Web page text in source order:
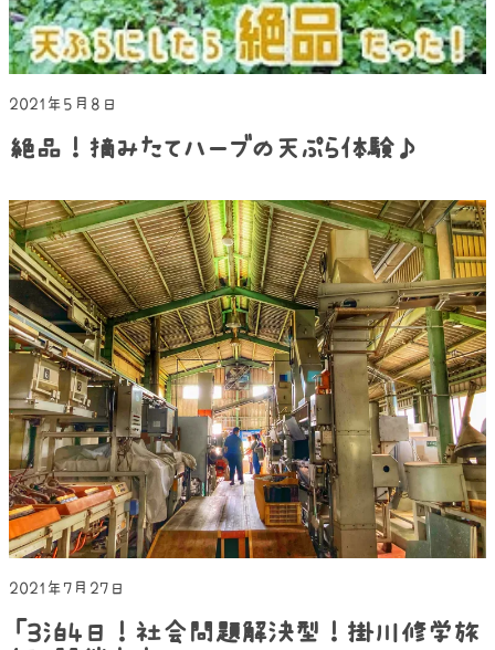
2021年5月8日
絶品！摘みたてハーブの天ぷら体験♪
2021年7月27日
「3泊4日！社会問題解決型！掛川修学旅